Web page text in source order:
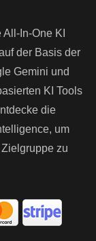
In-One KI
der Basis der
Gemini und
KI Tools
die
um
zu